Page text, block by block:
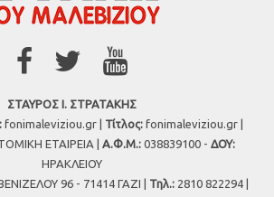
ΣΤΑΥΡΟΣ Ι. ΣΤΡΑΤΑΚΗΣ
fonimaleviziou.gr | Τίτλος:fonimaleviziou.gr |
ΕΤΑΙΡΕΙΑ | Α.Φ.Μ.: 038839100 - ΔΟΥ:
ΗΡΑΚΛΕΙΟΥ
96 - 71414 ΓΑΖΙ | Τηλ.: 2810 822294 |